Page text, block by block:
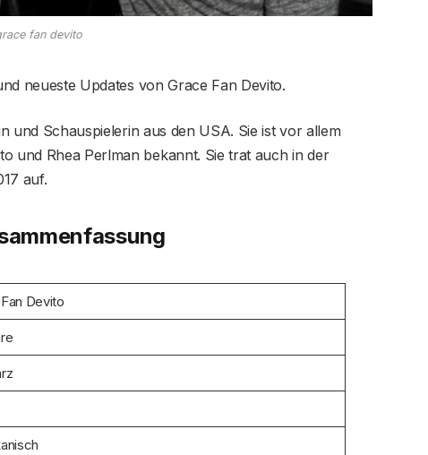
fan devito
neueste Updates von Grace Fan Devito.
und Schauspielerin aus den USA. Sie ist vor allem
und Rhea Perlman bekannt. Sie trat auch in der
auf.
Devito